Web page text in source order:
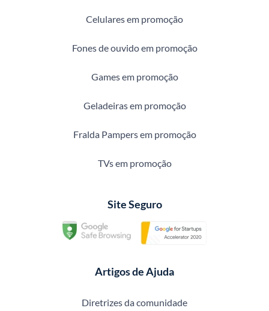
Celulares em promoção
Fones de ouvido em promoção
Games em promoção
Geladeiras em promoção
Fralda Pampers em promoção
TVs em promoção
Site Seguro
Artigos de Ajuda
Diretrizes da comunidade